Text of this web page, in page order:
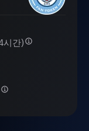
시간)